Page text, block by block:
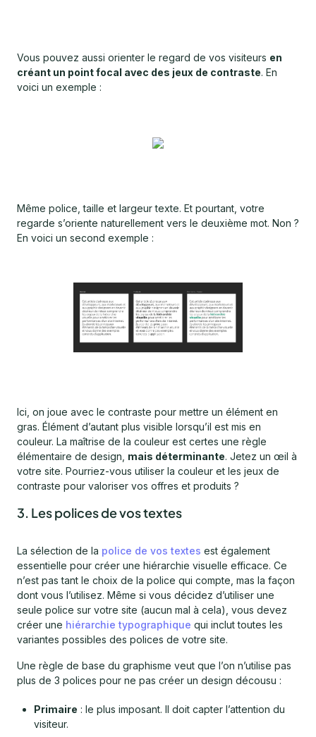
Vous pouvez aussi orienter le regard de vos visiteurs en
créant un point focal avec des jeux de contraste. En
voici un exemple :
Même police, taille et largeur texte. Et pourtant, votre
regarde s’oriente naturellement vers le deuxième mot. Non ?
En voici un second exemple :
Ici, on joue avec le contraste pour mettre un élément en
gras. Élément d’autant plus visible lorsqu’il est mis en
couleur. La maîtrise de la couleur est certes une règle
élémentaire de design, mais déterminante. Jetez un œil à
votre site. Pourriez-vous utiliser la couleur et les jeux de
contraste pour valoriser vos offres et produits ?
3. Les polices de vos textes
La sélection de la police de vos textes est également
essentielle pour créer une hiérarchie visuelle efficace. Ce
n’est pas tant le choix de la police qui compte, mas la façon
dont vous l’utilisez. Même si vous décidez d’utiliser une
seule police sur votre site (aucun mal à cela), vous devez
créer une hiérarchie typographique qui inclut toutes les
variantes possibles des polices de votre site.
Une règle de base du graphisme veut que l’on n’utilise pas
plus de 3 polices pour ne pas créer un design décousu :
Primaire : le plus imposant. Il doit capter l’attention du
visiteur.